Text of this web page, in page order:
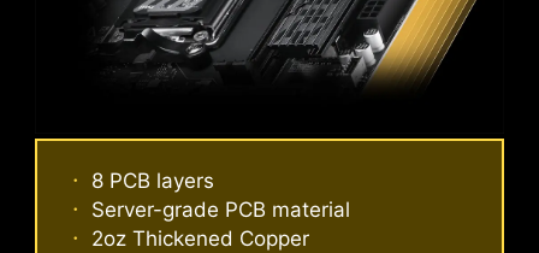
8 PCB layers
Server-grade PCB material
2oz Thickened Copper
refer to specification pages for more details.
過電流保護
MSI 主機板內建過電流保護 (OCP) 優先考慮安全
性，確保 USB 連接埠、DDR 記憶體、PWM IC 和
CPU 等關鍵組件免受過電流影響。這種主動防禦機